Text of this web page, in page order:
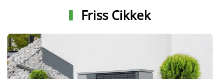
Friss Cikkek